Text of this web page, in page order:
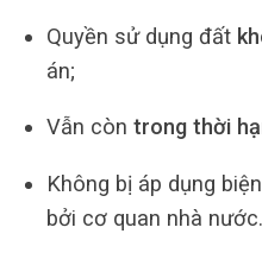
Quyền sử dụng đất
án;
Vẫn còn trong thời
Không bị áp dụng
bởi cơ quan nhà nước.